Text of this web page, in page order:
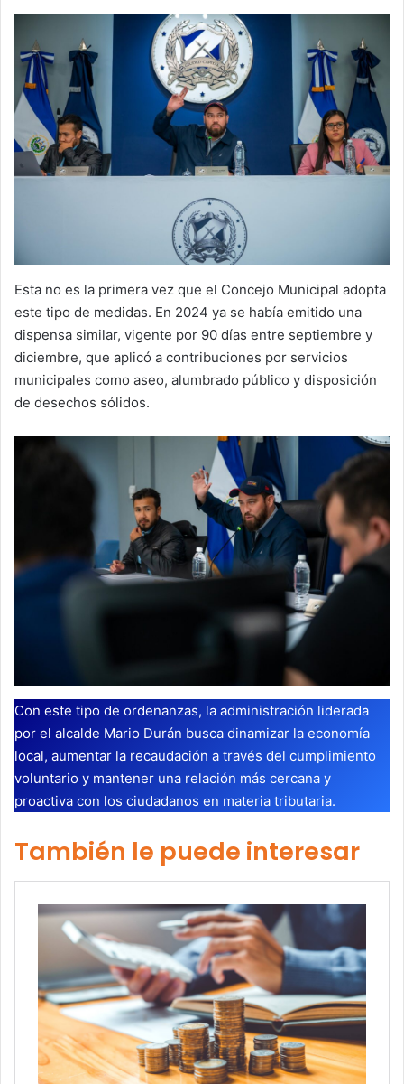
Esta no es la primera vez que el Concejo Municipal adopta
este tipo de medidas. En 2024 ya se había emitido una
dispensa similar, vigente por 90 días entre septiembre y
diciembre, que aplicó a contribuciones por servicios
municipales como aseo, alumbrado público y disposición
de desechos sólidos.
Con este tipo de ordenanzas, la administración liderada
por el alcalde Mario Durán busca dinamizar la economía
local, aumentar la recaudación a través del cumplimiento
voluntario y mantener una relación más cercana y
proactiva con los ciudadanos en materia tributaria.
También le puede interesar